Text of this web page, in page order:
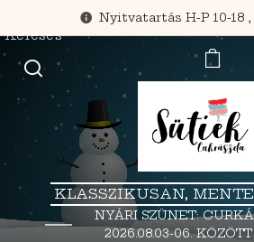
Nyitvatartás H-P 10-18 ,
KLASSZIKUSAN,
NYÁRI SZÜNET:
2026.08.03-06.
Keresés